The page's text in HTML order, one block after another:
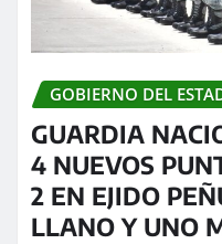
GOBIERNO DEL
GUARDIA
4 NUEVOS
2 EN EJIDO
LLANO Y UNO